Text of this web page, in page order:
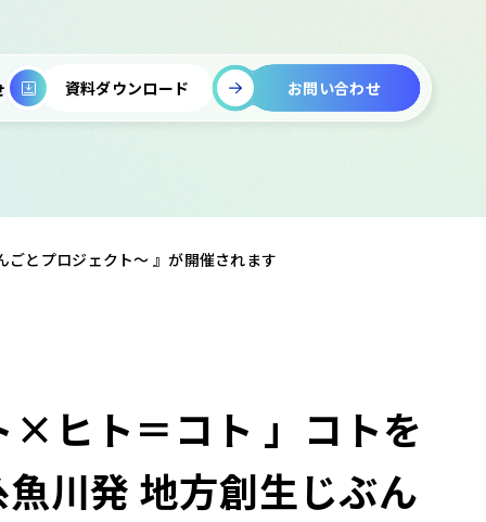
資料ダウンロード お問い合わせ
とプロジェクト～ 』が開催されます
×ヒト＝コト 」コトを
川発 地方創生じぶん